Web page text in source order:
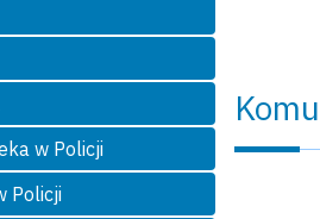
w Policji
Policji